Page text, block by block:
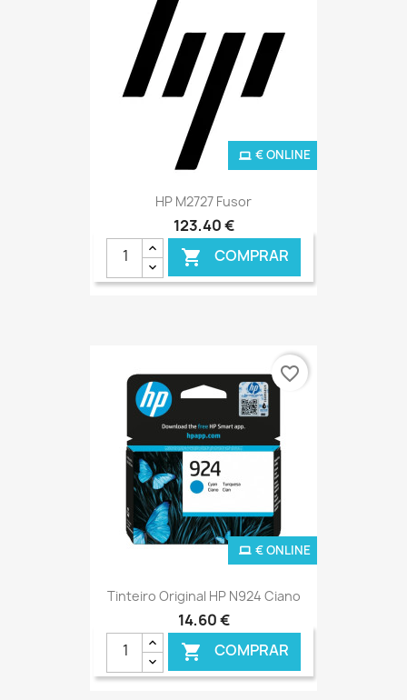
HP M2727 Fusor
123,40 €
 COMPRAR
€ ONLINE
Tinteiro Original HP N924 Ciano
14,60 €
 COMPRAR
€ ONLINE
favorite_border